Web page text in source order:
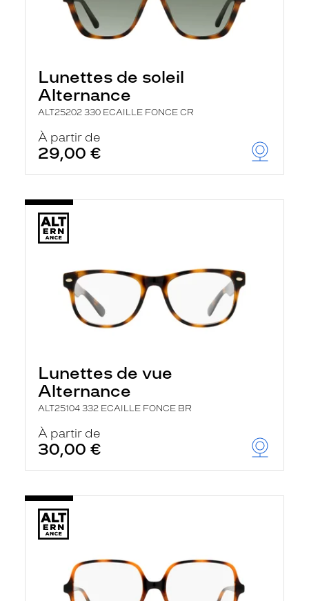
Lunettes de soleil
Alternance
ALT25202 330 ECAILLE FONCE CR
À partir de
29,00 €
Lunettes de vue
Alternance
ALT25104 332 ECAILLE FONCE BR
À partir de
30,00 €